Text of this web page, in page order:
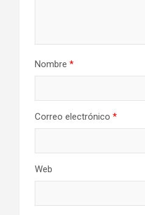
Nombre *
Correo electrónico *
Web